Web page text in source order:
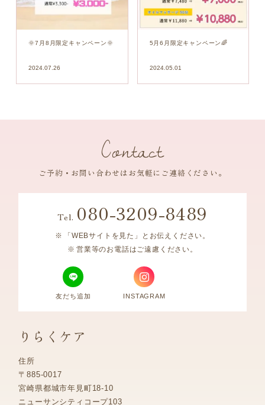
🌞7月8月限定キャンペーン🌞
2024.07.26
5月6月限定キャンペーン🌈
2024.05.01
Contact
ご予約・お問い合わせはお気軽にご連絡ください。
Tel. 080-3209-8489
「WEBサイトを見た」とお伝えください。
営業等のお電話はご遠慮ください。
友だち追加 INSTAGRAM
りらくケア
住所
〒885-0017
宮崎県都城市年見町18-10
ニューサンシティコープ103